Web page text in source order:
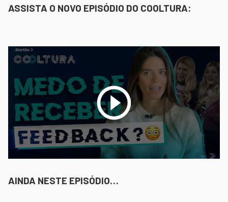
ASSISTA O NOVO EPISÓDIO DO COOLTURA:
AINDA NESTE EPISÓDIO…